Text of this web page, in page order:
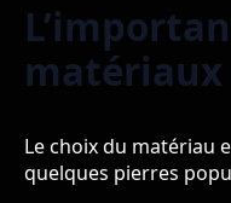
matériaux
Le choix du matériau
quelques pierres